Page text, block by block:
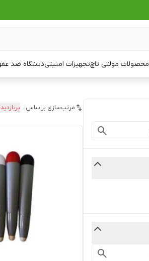
محصولات مولتی تاچتجهیزات امنیتیدستگاه ضد
مرتب‌سازی براساس: